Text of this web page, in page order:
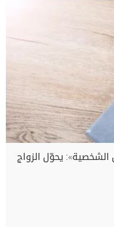
الشخصية»: يحوّل الزواج